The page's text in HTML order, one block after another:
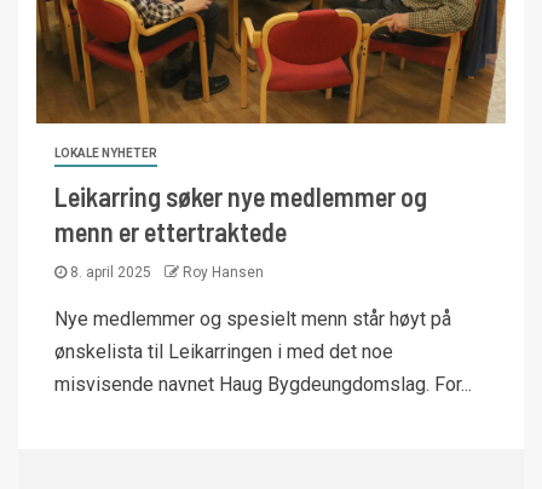
LOKALE NYHETER
Leikarring søker nye medlemmer og
menn er ettertraktede
8. april 2025 Roy Hansen
Nye medlemmer og spesielt menn står høyt på
ønskelista til Leikarringen i med det noe
misvisende navnet Haug Bygdeungdomslag. For...